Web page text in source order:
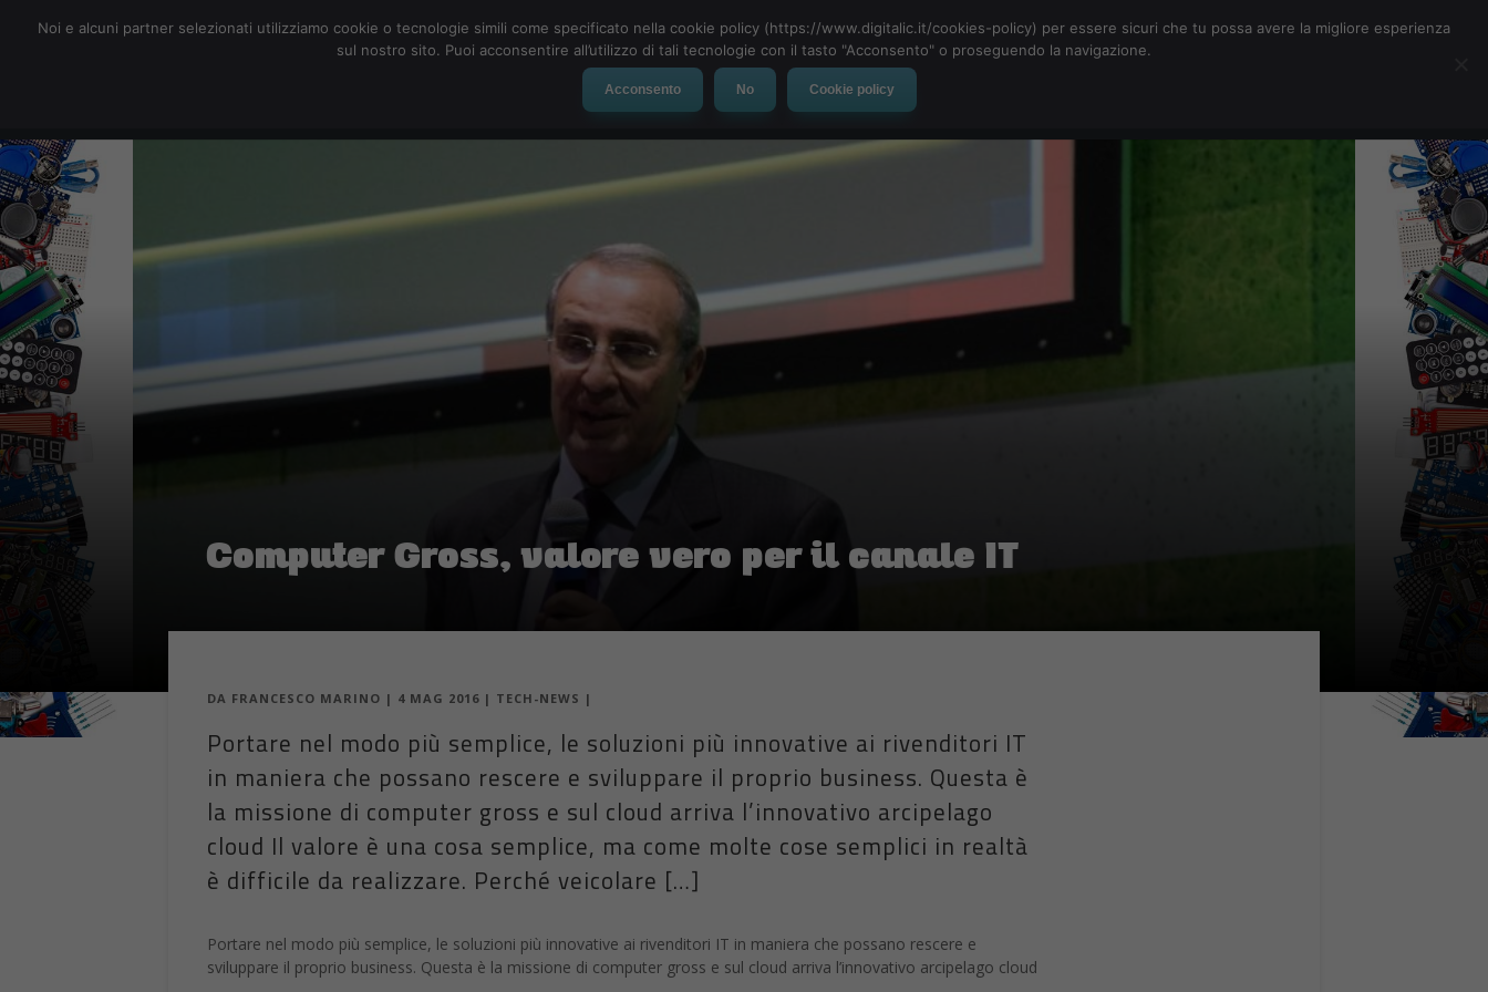
Social Network App Automotive Tech-News
Computer Gross, valore vero per il canale IT
DA FRANCESCO MARINO | 4 MAG 2016 | TECH-NEWS |
Portare nel modo più semplice, le soluzioni più innovative ai rivenditori IT
in maniera che possano rescere e sviluppare il proprio business. Questa è
la missione di computer gross e sul cloud arriva l’innovativo arcipelago
cloud Il valore è una cosa semplice, ma come molte cose semplici in realtà
è difficile da realizzare. Perché veicolare […]
Portare nel modo più semplice, le soluzioni più innovative ai rivenditori IT in maniera che possano rescere e
sviluppare il proprio business. Questa è la missione di computer gross e sul cloud arriva l’innovativo arcipelago cloud
Noi e alcuni partner selezionati utilizziamo cookie o tecnologie simili come specificato nella cookie policy (https://www.digitalic.it/cookies-policy) per essere sicuri che tu possa avere la migliore esperienza
sul nostro sito. Puoi acconsentire all’utilizzo di tali tecnologie con il tasto "Acconsento" o proseguendo la navigazione.
Acconsento No Cookie policy